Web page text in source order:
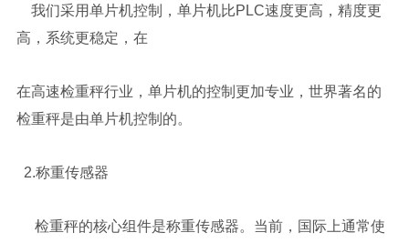
我们采用单片机控制，单片机比PLC速度更高，精度更
高，系统更稳定，在
在高速检重秤行业，单片机的控制更加专业，世界著名的
检重秤是由单片机控制的。
2.称重传感器
检重秤的核心组件是称重传感器。当前，国际上通常使